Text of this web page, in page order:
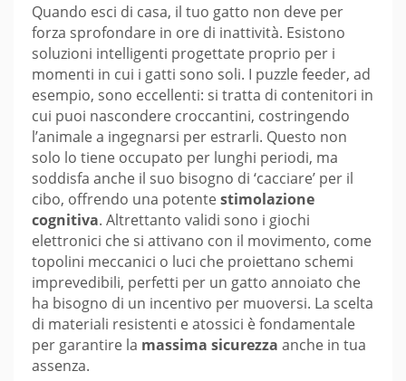
Quando esci di casa, il tuo gatto non deve per
forza sprofondare in ore di inattività. Esistono
soluzioni intelligenti progettate proprio per i
momenti in cui i gatti sono soli. I puzzle feeder, ad
esempio, sono eccellenti: si tratta di contenitori in
cui puoi nascondere croccantini, costringendo
l’animale a ingegnarsi per estrarli. Questo non
solo lo tiene occupato per lunghi periodi, ma
soddisfa anche il suo bisogno di ‘cacciare’ per il
cibo, offrendo una potentestimolazione
cognitiva. Altrettanto validi sono i giochi
elettronici che si attivano con il movimento, come
topolini meccanici o luci che proiettano schemi
imprevedibili, perfetti per un gatto annoiato che
ha bisogno di un incentivo per muoversi. La scelta
di materiali resistenti e atossici è fondamentale
per garantire la massima sicurezza anche in tua
assenza.